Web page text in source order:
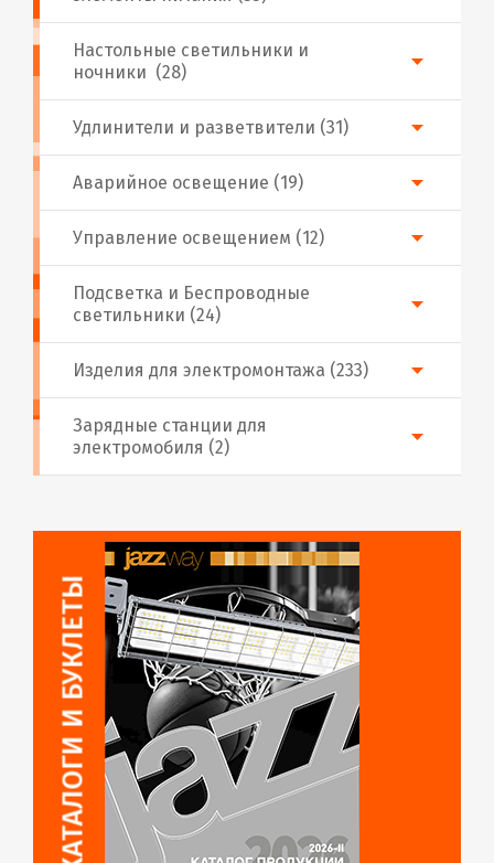
Аварийное освещение (19)
Настольные светильники и
ночники (28)
Подсветка и Беспроводные
светильники (24)
Изделия для электромонтажа (233)
Удлинители и разветвители (31)
Управление освещением (12)
Зарядные станции для
электромобиля (2)